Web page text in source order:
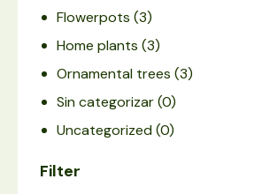
Flowerpots (3)
Home plants (3)
Ornamental trees (3)
Sin categorizar(0)
Uncategorized(0)
Filter